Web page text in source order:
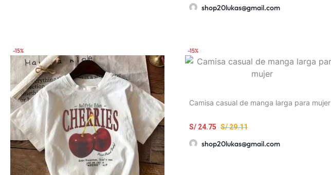
shop20lukas@gmail.com
-15% -15%
Camisa casual de manga larga para mujer
S/29.11
S/ 24.75
shop20lukas@gmail.com